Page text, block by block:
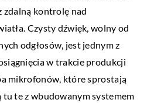
zdalną kontrolę nad
Czysty dźwięk, wolny od
odgłosów, jest jednym z
w trakcie produkcji
mikrofonów, które sprostają
tu te z wbudowanym systemem